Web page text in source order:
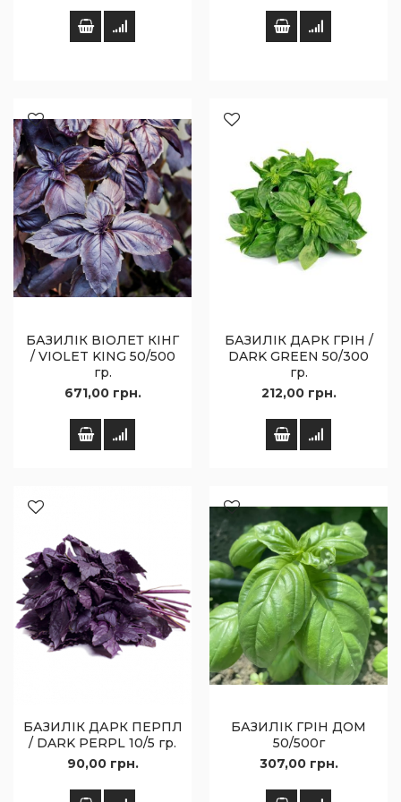
БАЗИЛІК ВІОЛЕТ КІНГ
/ VIOLET KING 50/500
гр.
671,00 грн.
БАЗИЛІК ДАРК ГРІН /
DARK GREEN 50/300
гр.
212,00 грн.
БАЗИЛІК ДАРК ПЕРПЛ
/ DARK PERPL 10/5 гр.
90,00 грн.
БАЗИЛІК ГРІН ДОМ
50/500г
307,00 грн.